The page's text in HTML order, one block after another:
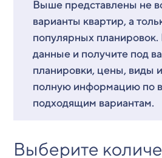
Выше представлены не
варианты квартир, а
популярных планировок.
данные и получите под
планировки, цены, виды
полную информацию по
подходящим вариантам.
Выберите